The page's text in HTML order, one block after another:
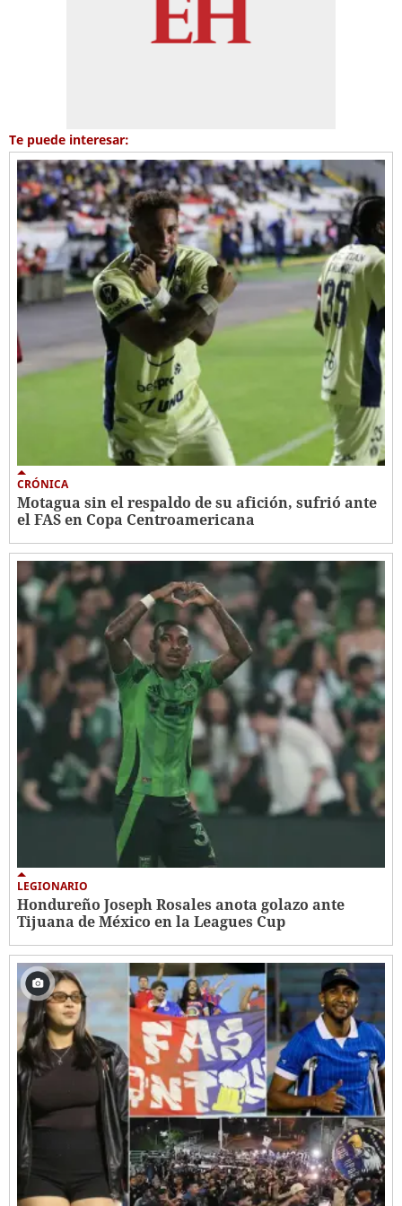
Te puede interesar:
CRÓNICA
Motagua sin el respaldo de su afición, sufrió ante
el FAS en Copa Centroamericana
LEGIONARIO
Hondureño Joseph Rosales anota golazo ante
Tijuana de México en la Leagues Cup